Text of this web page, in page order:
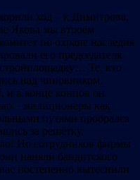
ход – к Димитрова,
Якова мы втроём
по охране наследия
его председателя
Те, кто
над чиновником,
и в конце концов он
– милиционеры как
путями пробрался
за решётку,
Но сотрудников фирмы
наняли бандитского
постепенно вытеснили